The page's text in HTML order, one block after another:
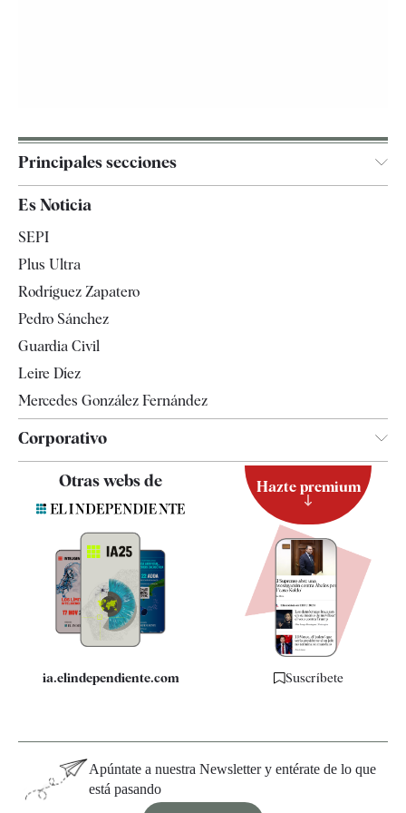
Principales secciones
España
Televisión
Es Noticia
SEPI
Plus Ultra
Rodríguez Zapatero
Pedro Sánchez
Guardia Civil
Leire Díez
Mercedes González Fernández
Corporativo
Contacto
Quiénes somos
Especificaciones
Otras webs de
ia.elindependiente.com
Hazte premium
Suscríbete
Apúntate a nuestra Newsletter y entérate de lo que
está pasando